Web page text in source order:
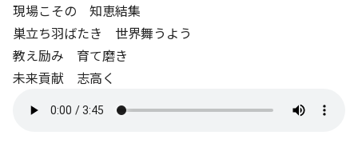
現場こその 知恵結集
巣立ち羽ばたき 世界舞うよう
教え励み 育て磨き
未来貢献 志高く